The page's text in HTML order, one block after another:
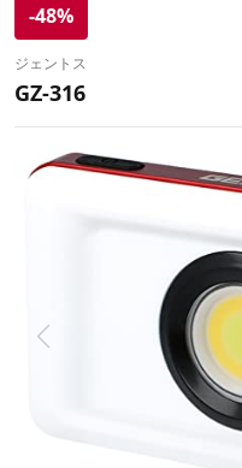
-48%
ジェントス
GZ-316